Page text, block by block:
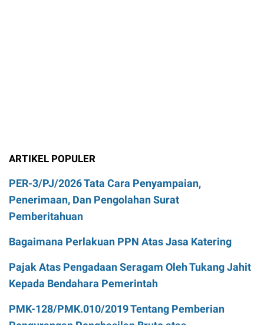
ARTIKEL POPULER
PER-3/PJ/2026 Tata Cara Penyampaian,
Penerimaan, Dan Pengolahan Surat
Pemberitahuan
Bagaimana Perlakuan PPN Atas Jasa Katering
Pajak Atas Pengadaan Seragam Oleh Tukang Jahit
Kepada Bendahara Pemerintah
PMK-128/PMK.010/2019 Tentang Pemberian